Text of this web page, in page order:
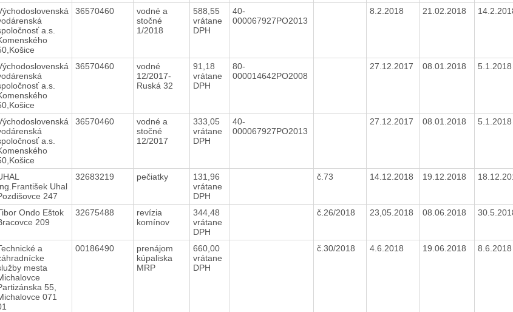
a.s.
36570460
vodné a
stočné
1/2018
588,55
vrátane
DPH
40-
000067927PO2013
8.2.2018 21.02.2018
a.s.
36570460
vodné
12/2017-
Ruská 32
91,18
vrátane
DPH
80-
000014642PO2008
27.12.2017 08.01.2018
a.s.
36570460
vodné a
stočné
12/2017
333,05
vrátane
DPH
40-
000067927PO2013
27.12.2017 08.01.2018
Uhal
247
32683219 pečiatky
131,96
vrátane
DPH
č.73 14.12.2018 19.12.2018
Ondo Eštok
209
32675488
revízia
komínov
344,48
vrátane
DPH
č.26/2018 23,05.2018 08.06.2018
a
mesta
55,
071
00186490
prenájom
kúpaliska
MRP
660,00
vrátane
DPH
č.30/2018 4.6.2018 19.06.2018